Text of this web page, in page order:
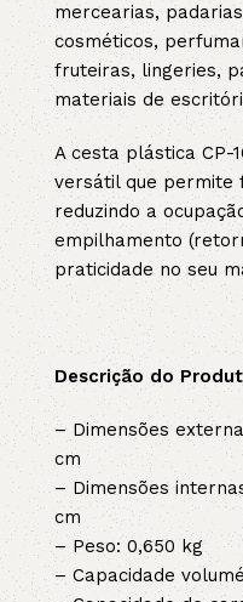
mercearias,
cosméticos,
fruteiras, lingeries,
materiais de
A cesta plástica CP-
versátil que permite
reduzindo a
empilhamento
praticidade no seu
Descrição do
– Dimensões
cm
– Dimensões
cm
– Peso: 0,650 kg
– Capacidade